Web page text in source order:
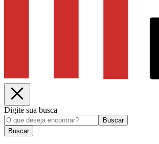
Digite sua busca
Buscar
Buscar